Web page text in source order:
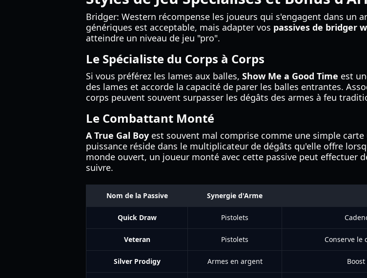
Bridger: Western récompense les joueurs qui s'engagent dans un
génériques est acceptable, mais adapter vos passives de bridger
atteindre un niveau de jeu "pro".
Le Spécialiste du Corps à Corps
Si vous préférez les lames aux balles, Show Me a Good Time est
des lames et accorde la capacité de parer les balles entrantes.
corps peuvent souvent surpasser les dégâts des armes à feu
Le Combattant Monté
A True Gal Boy est souvent mal comprise comme une simple
puissance réside dans le multiplicateur de dégâts qu'elle offre
monde ouvert, un joueur monté avec cette passive peut effectuer
suivre.
Nom de la Passive Synergie d'Arme
Quick Draw Pistolets
Veteran Pistolets Conserve le
Silver Prodigy Armes en argent